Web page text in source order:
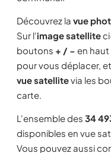
Découvrez la vue
Sur l'image satellite
boutons + / − en
pour vous déplacer,
vue satellitevia les
carte.
L'ensemble des 34
disponibles en vue
Vous pouvez aussi